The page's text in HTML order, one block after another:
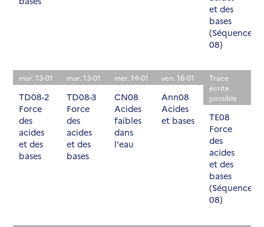
et des
bases
(Séquence
08)
mar. 13-01
TD08-2
Force
des
acides
et des
bases
mar. 13-01
TD08-3
Force
des
acides
et des
bases
mer. 14-01
CN08
Acides
faibles
dans
l'eau
ven. 16-01
Ann08
Acides
et bases
Trace
écrite
possible
TE08
Force
des
acides
et des
bases
(Séquence
08)